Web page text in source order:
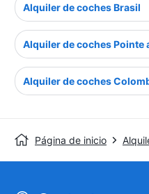
Alquiler de coches Brasil
Alquiler de coches Pointe
Alquiler de coches
Página de inicio